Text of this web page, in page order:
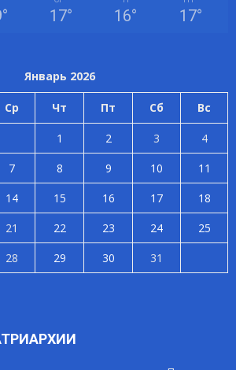
° 17° 16° 17°
Январь 2026
Ср Чт Пт Сб Вс
1 2 3
4
7 8 9 10
11
14 15 16 17
18
21 22 23 24
25
28 29 30
31